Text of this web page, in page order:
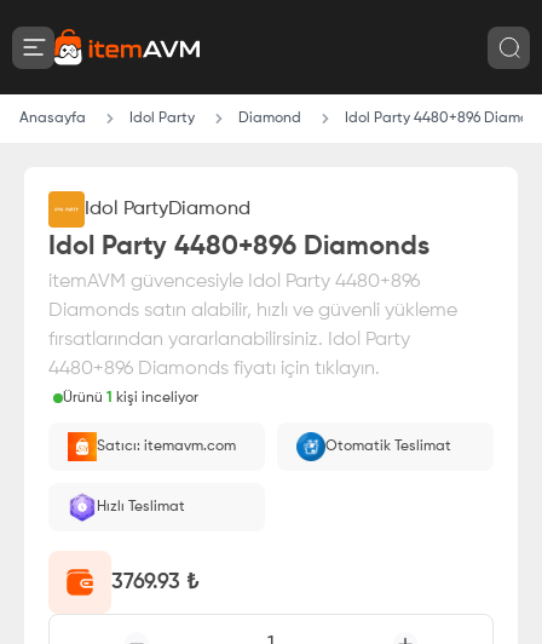
Anasayfa Idol Party Diamond Idol Party 4480+896
Idol PartyDiamond
Idol Party 4480+896 Diamonds
itemAVM güvencesiyle Idol Party 4480+896
Diamonds satın alabilir, hızlı ve güvenli yükleme
fırsatlarından yararlanabilirsiniz. Idol Party
4480+896 Diamonds fiyatı için tıklayın.
Ürünü 1
kişi inceliyor
E-Pin olarak yüklenir.
Satıcı: itemavm.com Otomatik Teslimat
Hızlı Teslimat
3769.93 ₺